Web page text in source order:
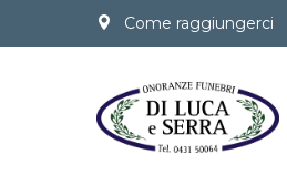
Come raggiungerci